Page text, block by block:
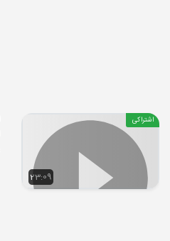
23:09
اشتراکی